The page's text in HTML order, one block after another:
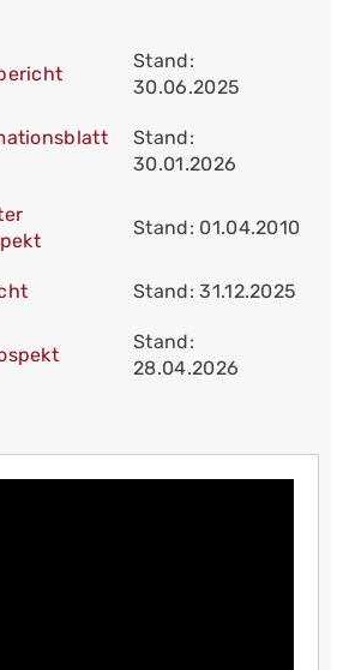
Stand:
30.06.2025
Stand:
30.01.2026
Stand: 01.04.2010
Stand: 31.12.2025
Stand:
28.04.2026